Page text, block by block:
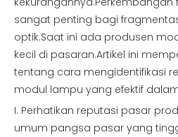
sangat penting bagi
optik.Saat ini ada produsen
kecil di pasaran.Artikel ini
tentang cara mengidentifikasi
modul lampu yang efektif
I. Perhatikan reputasi pasar
umum pangsa pasar yang